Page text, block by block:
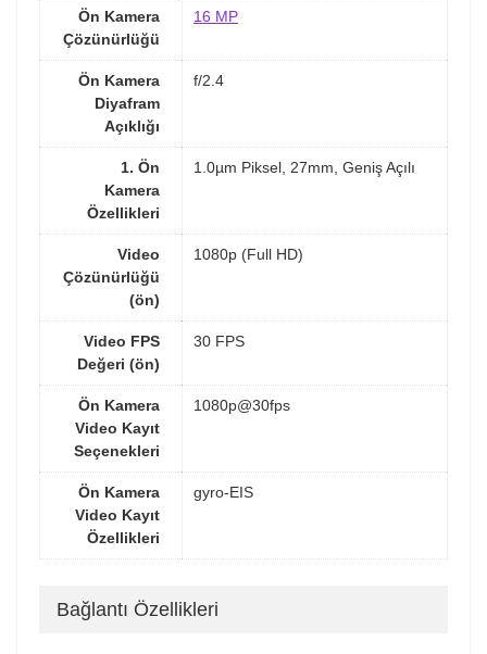
Ön Kamera
Çözünürlüğü
16 MP
Ön Kamera
Diyafram
Açıklığı
f/2.4
1. Ön
Kamera
Özellikleri
1.0µm Piksel, 27mm, Geniş Açılı
Video
Çözünürlüğü
(ön)
1080p (Full HD)
Video FPS
Değeri (ön)
30 FPS
Ön Kamera
Video Kayıt
Seçenekleri
1080p@30fps
Ön Kamera
Video Kayıt
Özellikleri
gyro-EIS
Bağlantı Özellikleri